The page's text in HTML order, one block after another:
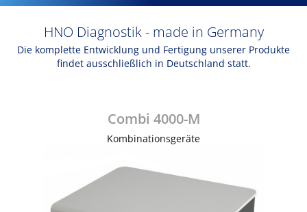
EnglishHNO Diagnostik - made in Germany
Die komplette Entwicklung und Fertigung unserer Produkte
findet ausschließlich in Deutschland statt.
Combi 4000-M
Kombinationsgeräte